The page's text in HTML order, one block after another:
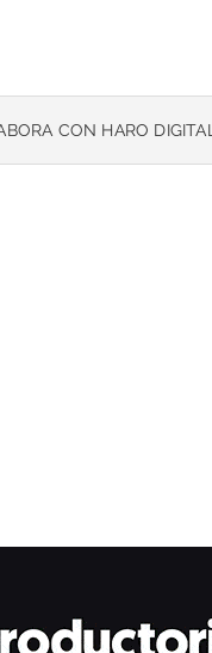
CON HARO DIGITAL